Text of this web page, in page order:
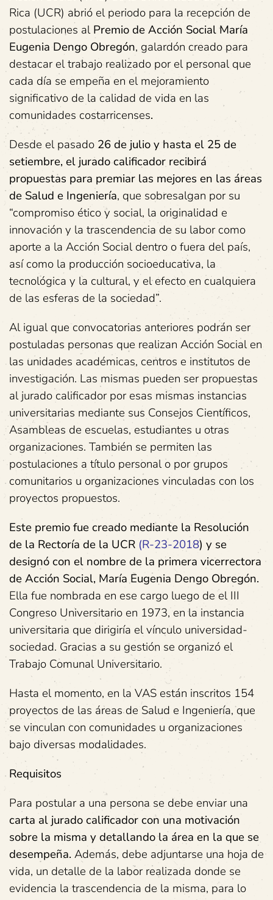
Rica (UCR) abrió el periodo para la recepción de
postulaciones alPremio de Acción Social María
Eugenia Dengo Obregón, galardón creado para
destacar el trabajo realizado por el personal que
cada día se empeña en el mejoramiento
significativo de la calidad de vida en las
comunidades costarricenses.
Desde el pasado 26 de julio y hasta el 25 de
setiembre, el jurado calificador recibirá
propuestas para premiar las mejores en las áreas
de Salud e Ingeniería, que sobresalgan por su
“compromiso ético y social, la originalidad e
innovación y la trascendencia de su labor como
aporte a la Acción Social dentro o fuera del país,
así como la producción socioeducativa, la
tecnológica y la cultural, y el efecto en cualquiera
de las esferas de la sociedad”.
Al igual que convocatorias anteriores podrán ser
postuladas personas que realizan Acción Social en
las unidades académicas, centros e institutos de
investigación. Las mismas pueden ser propuestas
al jurado calificador por esas mismas instancias
universitarias mediante sus Consejos Científicos,
Asambleas de escuelas, estudiantes u otras
organizaciones. También se permiten las
postulaciones a título personal o por grupos
comunitarios u organizaciones vinculadas con los
proyectos propuestos.
Este premio fue creado mediante la Resolución
de la Rectoría de la UCR (R-23-2018) y se
designó con el nombre de la primera vicerrectora
de Acción Social, María Eugenia Dengo Obregón.
Ella fue nombrada en ese cargo luego de el III
Congreso Universitario en 1973, en la instancia
universitaria que dirigiría el vínculo universidad-
sociedad. Gracias a su gestión se organizó el
Trabajo Comunal Universitario.
Hasta el momento, en la VAS están inscritos 154
proyectos de las áreas de Salud e Ingeniería, que
se vinculan con comunidades u organizaciones
bajo diversas modalidades.
Requisitos
Para postular a una persona se debe enviar una
carta al jurado calificador con una motivación
sobre la misma y detallando la área en la que se
desempeña. Además, debe adjuntarse una hoja de
vida, un detalle de la labor realizada donde se
evidencia la trascendencia de la misma, para lo